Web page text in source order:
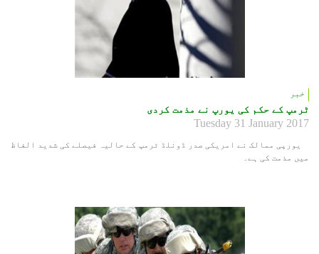
خبر
ٹرمپ کے حکم کی یورپ نے مذمت کردی
Tuesday 31 January 2017
یورپی ممالک نے امریکی صدر ڈونلڈ ٹرمپ کے حالیہ فیصلے کی شدید الفاظ
میں مذمت کی ہے۔